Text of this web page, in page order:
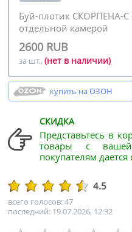
Буй-плотик СКОРПЕНА-С
отдельной камерой
2600 RUB
за шт.,(нет в наличии)
купить на ОЗОН
СКИДКА
Представьтесь в
товары с
покупателям
4.5
всего голосов: 47
последний: 19.07.2026, 12:32